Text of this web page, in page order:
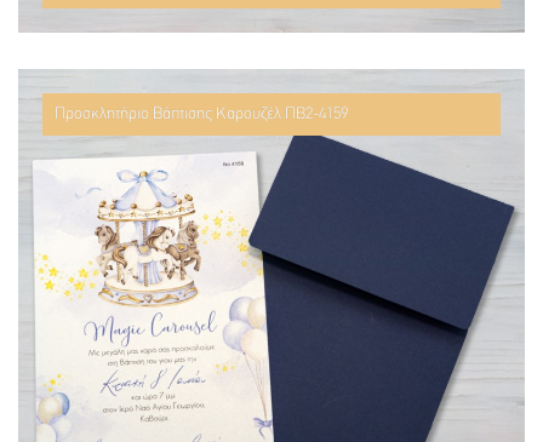
Προσκλητήριο Βάπτισης Καρουζέλ ΠΒ2-4159